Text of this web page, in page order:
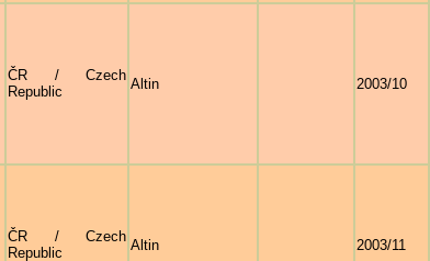
ČR / Czech
Republic
Altin 2003/10
ČR / Czech
Republic
Altin 2003/11